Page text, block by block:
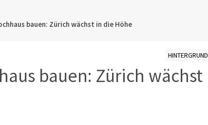
bauen: Zürich wächst in die Höhe
HINTERGRUND
bauen: Zürich wächst